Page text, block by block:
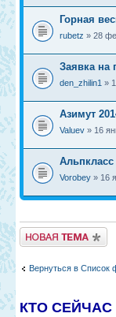
Горная
rubetz » 28
Заявка на
den_zhilin1 »
Азимут
Valuev » 16
Альпкласс
Vorobey » 16
Новая тема
Вернуться в Список
КТО